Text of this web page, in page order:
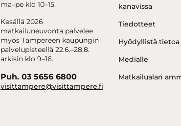
ma–pe klo 10–15.
Kesällä 2026
matkailuneuvonta palvelee
myös Tampereen kaupungin
palvelupisteellä 22.6.–28.8.
arkisin klo 9–16.
Puh. 03 5656 6800
visittampere@visittampere.fi
kanavissa
Tiedotteet
Hyödyllistä tietoa
Medialle
Matkailualan